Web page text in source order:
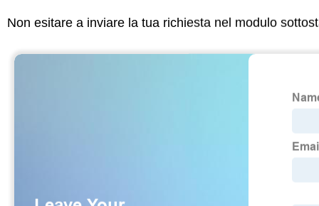
Non esitare a inviare la tua richiesta nel modulo